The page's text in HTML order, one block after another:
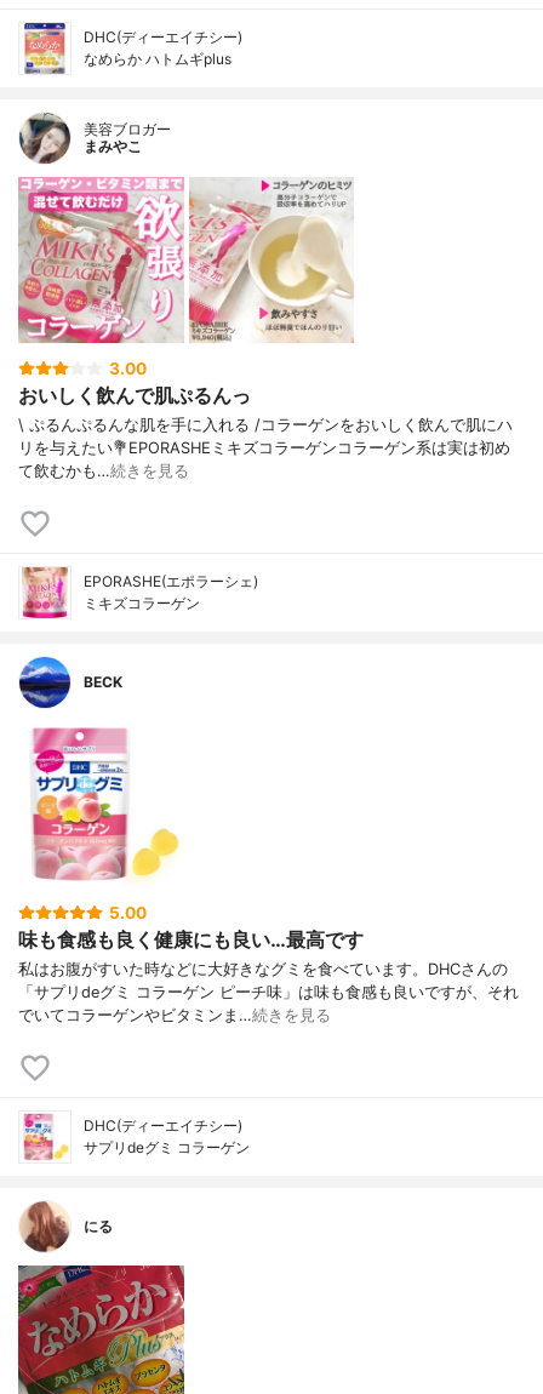
DHC(ディーエイチシー)
なめらか ハトムギplus
美容ブロガー
まみやこ
3.00
おいしく飲んで肌ぷるんっ
\ ぷるんぷるんな肌を手に入れる /⁡⁡コラーゲンをおいしく飲んで肌にハ
リを与えたい⁡⁡⁡💐EPORASHEミキズコラーゲン⁡⁡コラーゲン系は実は初め
て飲むかも…続きを見る
EPORASHE(エポラーシェ)
ミキズコラーゲン
BECK
5.00
味も食感も良く健康にも良い…最高です
私はお腹がすいた時などに大好きなグミを食べています。DHCさんの
「サプリdeグミ コラーゲン ピーチ味」は味も食感も良いですが、それ
でいてコラーゲンやビタミンま…続きを見る
DHC(ディーエイチシー)
サプリdeグミ コラーゲン
にる